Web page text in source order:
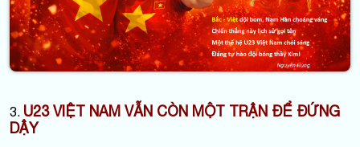
3. U23 VIỆT NAM VẪN CÒN MỘT TRẬN ĐỂ ĐỨNG
DẬY